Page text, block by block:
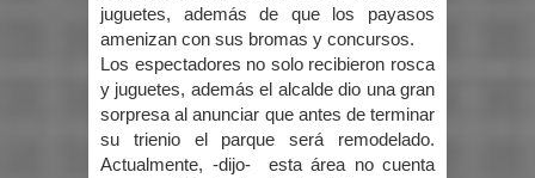
juguetes, además de que los payasos
amenizan con sus bromas y concursos.
Los espectadores no solo recibieron rosca
y juguetes, además el alcalde dio una gran
sorpresa al anunciar que antes de terminar
su trienio el parque será remodelado.
Actualmente, -dijo- esta área no cuenta